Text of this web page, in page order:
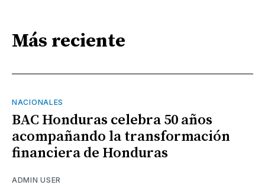
Más reciente
NACIONALES
BAC Honduras celebra 50 años
acompañando la transformación
financiera de Honduras
ADMIN USER